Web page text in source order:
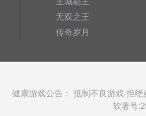
无双之王
传奇岁月
健康游戏公告： 抵制不良游戏 拒
软著号